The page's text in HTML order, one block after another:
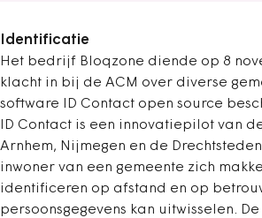
Identificatie
Het bedrijf Bloqzone diende op 8
klacht in bij de ACM over diverse
software ID Contact open source
ID Contact is een innovatiepilot van
Arnhem, Nijmegen en de
inwoner van een gemeente zich
identificeren op afstand en op
persoonsgegevens kan uitwisselen.